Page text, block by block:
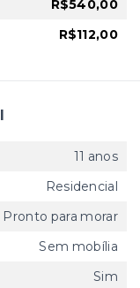
R$540,00
R$112,00
11 anos
Residencial
Pronto para morar
Sem mobília
Sim